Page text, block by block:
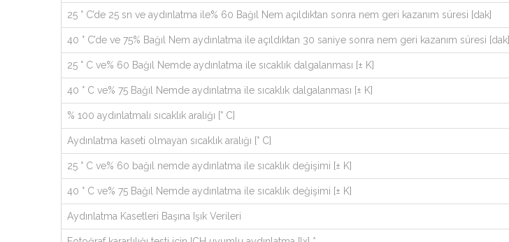
25 ° C’de 25 sn ve aydınlatma ile% 60 Bağıl Nem açıldıktan sonra nem geri kazanım süresi [dak]
40 ° C’de ve 75% Bağıl Nem aydınlatma ile açıldıktan 30 saniye sonra nem geri kazanım süresi [dak]
25 ° C ve% 60 Bağıl Nemde aydınlatma ile sıcaklık dalgalanması [± K]
40 ° C ve% 75 Bağıl Nemde aydınlatma ile sıcaklık dalgalanması [± K]
% 100 aydınlatmalı sıcaklık aralığı [° C]
Aydınlatma kaseti olmayan sıcaklık aralığı [° C]
25 ° C ve% 60 bağıl nemde aydınlatma ile sıcaklık değişimi [± K]
40 ° C ve% 75 Bağıl Nemde aydınlatma ile sıcaklık değişimi [± K]
Aydınlatma Kasetleri Başına Işık Verileri